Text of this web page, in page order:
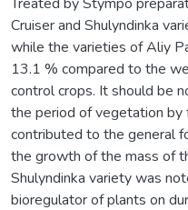
Cruiser and Shulyndinka
while the varieties of Aliy
13.1 % compared to the
control crops. It should be
the period of vegetation
contributed to the general
the growth of the mass of
Shulyndinka variety was
bioregulator of plants on